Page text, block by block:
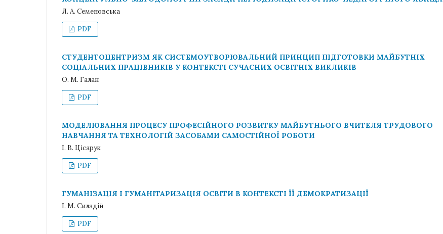
Л. А. Семеновська
PDF
СТУДЕНТОЦЕНТРИЗМ ЯК СИСТЕМОУТВОРЮВАЛЬНИЙ ПРИНЦИП ПІДГОТОВКИ МАЙБУТНІХ
СОЦІАЛЬНИХ ПРАЦІВНИКІВ У КОНТЕКСТІ СУЧАСНИХ ОСВІТНІХ ВИКЛИКІВ
О. М. Галан
PDF
МОДЕЛЮВАННЯ ПРОЦЕСУ ПРОФЕСІЙНОГО РОЗВИТКУ МАЙБУТНЬОГО ВЧИТЕЛЯ ТРУДОВОГО
НАВЧАННЯ ТА ТЕХНОЛОГІЙ ЗАСОБАМИ САМОСТІЙНОЇ РОБОТИ
І. В. Цісарук
PDF
ГУМАНІЗАЦІЯ І ГУМАНІТАРИЗАЦІЯ ОСВІТИ В КОНТЕКСТІ ЇЇ ДЕМОКРАТИЗАЦІЇ
І. М. Силадій
PDF